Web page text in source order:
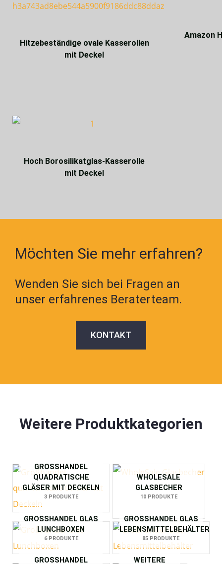
Hitzebeständige ovale Kasserollen
mit Deckel
Amazon
Hoch Borosilikatglas-Kasserolle
mit Deckel
Möchten Sie mehr erfahren?
Wenden Sie sich bei Fragen an
unser erfahrenes Beraterteam.
KONTAKT
Weitere Produktkategorien
GROSSHANDEL Q
UADRATISCHE G
LÄSER MIT DECKELN
3 PRODUKTE
WHOLESALE
GLASBECHER
10 PRODUKTE
GROSSHANDEL GLAS L
UNCHBOXEN
6 PRODUKTE
GROSSHANDEL GLAS L
EBENSMITTELBEHÄLTER
85 PRODUKTE
GROSSHANDEL G
WEITERE